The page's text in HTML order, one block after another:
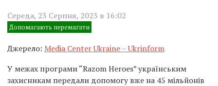
Середа, 23 Серпня, 2023 в 16:02
Допомагають перемагати
Джерело: Media Center Ukraine – Ukrinform
У межах програми “Razom Heroes” українським
захисникам передали допомогу вже на 45 мільйонів